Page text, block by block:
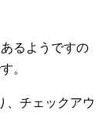
るようですの
。
、チェックアウ